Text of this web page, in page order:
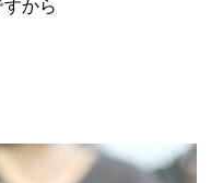
から